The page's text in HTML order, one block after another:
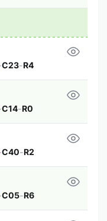
C23-R4
C14-R0
C40-R2
C05-R6